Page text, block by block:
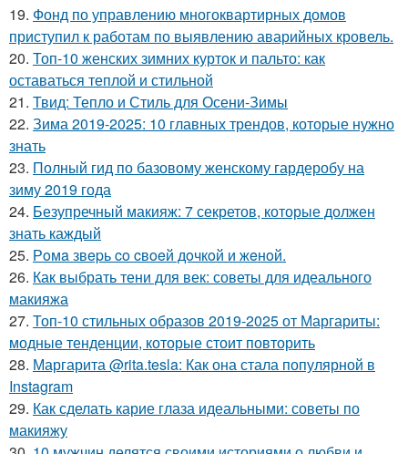
19. Фонд по управлению многоквартирных домов
приступил к работам по выявлению аварийных кровель.
20. Топ-10 женских зимних курток и пальто: как
оставаться теплой и стильной
21. Твид: Тепло и Стиль для Осени-Зимы
22. Зима 2019-2025: 10 главных трендов, которые нужно
знать
23. Полный гид по базовому женскому гардеробу на
зиму 2019 года
24. Безупречный макияж: 7 секретов, которые должен
знать каждый
25. Рoмa звepь co cвoeй дoчкoй и жeнoй.
26. Как выбрать тени для век: советы для идеального
макияжа
27. Топ-10 стильных образов 2019-2025 от Маргариты:
модные тенденции, которые стоит повторить
28. Маргарита @rita.tesla: Как она стала популярной в
Instagram
29. Как сделать карие глаза идеальными: советы по
макияжу